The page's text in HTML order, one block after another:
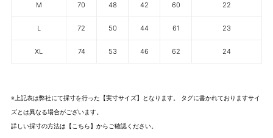
M 70 48 42 60 22
L 72 50 44 61 23
XL 74 53 46 62 24
※上記表は弊社にて採寸を行った【実寸サイズ】となります。 タグに書かれておりますサイ
ズとは異なる場合がございます。
詳しい採寸の方法は 【こちら】から ご確認ください。